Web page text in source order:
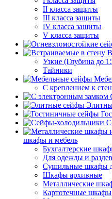
II класса защиты
III класса защиты
IV класса защиты
V класса защиты
Узкие (Глубина до
Тайники
С креплением к
шкафы и мебель
Бухгалтерские
Для одежды и
Сушильные шкафы
Шкафы архивные
Металлические
Картотечные шкафы